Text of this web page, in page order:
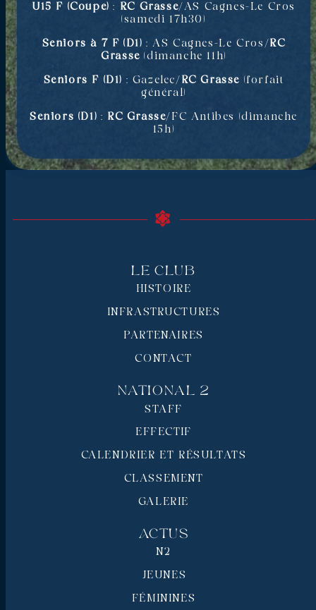
U15 F (Coupe) : RC Grasse/AS Cagnes-Le Cros
(samedi 17h30)
Seniors à 7 F (D1) : AS Cagnes-Le Cros/RC
Grasse (dimanche 11h)
Seniors F (D1) : Gazelec/ RC Grasse (forfait
général)
Seniors (D1) : RC Grasse/FC Antibes (dimanche
15h)
Le Club
HISTOIRE
INFRASTRUCTURES
PARTENAIRES
CONTACT
National 2
STAFF
EFFECTIF
CALENDRIER ET RÉSULTATS
CLASSEMENT
GALERIE
Actus
N2
JEUNES
FÉMININES